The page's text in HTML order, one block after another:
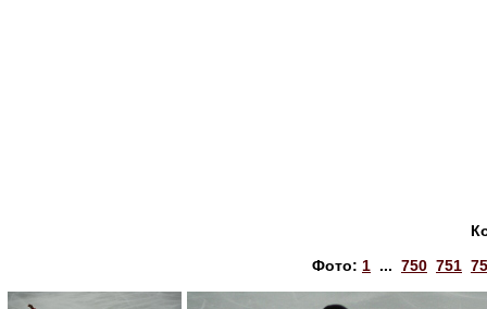
Фото: 1 ... 750 751